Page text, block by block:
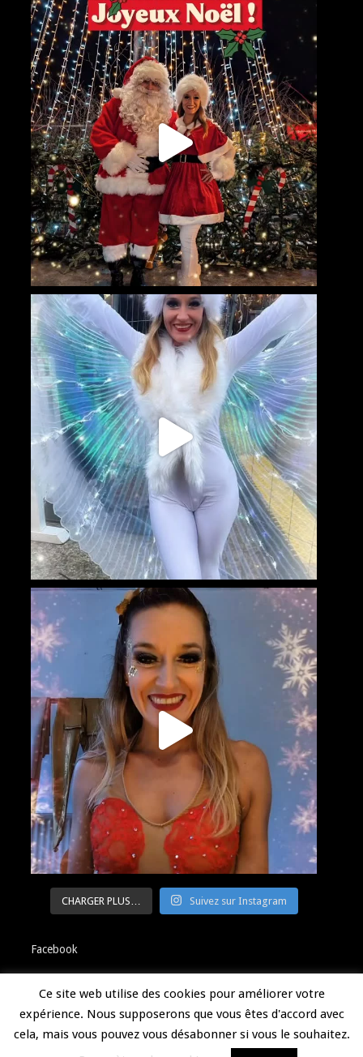
CHARGER PLUS… Suivez sur Instagram
Facebook
Politique de confidentialité
Marion Jrd
Ce site web utilise des cookies pour améliorer votre
expérience. Nous supposerons que vous êtes d'accord avec
cela, mais vous pouvez vous désabonner si vous le souhaitez.